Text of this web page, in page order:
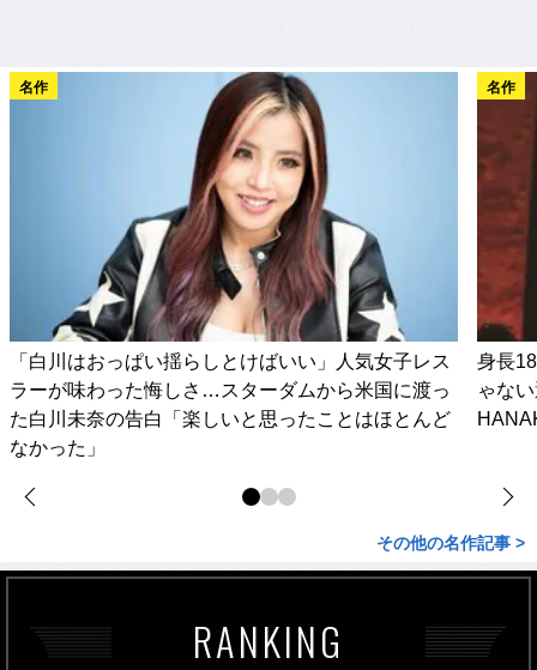
名作
「白川はおっぱい揺らしとけばいい」人気女子レス
ラーが味わった悔しさ…スターダムから米国に渡っ
た白川未奈の告白「楽しいと思ったことはほとんど
なかった」
名作
身長
ゃな
その他の名作記事 >
RANKING